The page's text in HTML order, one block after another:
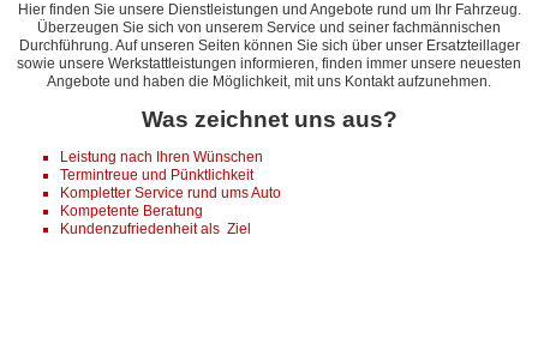
Hier finden Sie unsere Dienstleistungen und Angebote rund um Ihr Fahrzeug.
Überzeugen Sie sich von unserem Service und seiner fachmännischen
Durchführung. Auf unseren Seiten können Sie sich über unser Ersatzteillager
sowie unsere Werkstattleistungen informieren, finden immer unsere neuesten
Angebote und haben die Möglichkeit, mit uns Kontakt aufzunehmen.
Was zeichnet uns aus?
Leistung nach Ihren Wünschen
Termintreue und Pünktlichkeit
Kompletter Service rund ums Auto
Kompetente Beratung
Kundenzufriedenheit als Ziel